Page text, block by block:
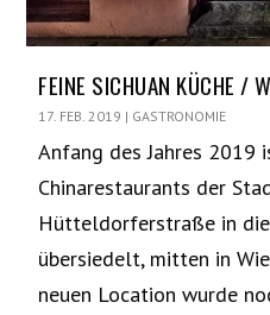
FEINE SICHUAN KÜCHE /
17. FEB. 2019 | GASTRONOMIE
Anfang des Jahres 2019
Chinarestaurants der
Hütteldorferstraße in
übersiedelt, mitten in
neuen Location wurde